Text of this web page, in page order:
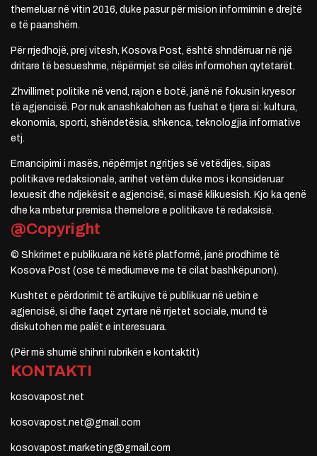
themeluar në vitin 2016, duke pasur për mision informimin e drejtë
e të paanshëm.
Për rrjedhojë, prej vitesh, Kosova Post, është shndërruar në një
dritare të besueshme, nëpërmjet së cilës informohen qytetarët.
Zhvillimet politike në vend, rajon e botë, janë në fokusin kryesor
të agjencisë. Por nuk anashkalohen as fushat e tjera si: kultura,
ekonomia, sporti, shëndetësia, shkenca, teknologjia informative
etj.
Emancipimi i masës, nëpërmjet ngritjes së vetëdijes, sipas
politikave redaksionale, arrihet vetëm duke mos i konsideruar
lexuesit dhe ndjekësit e agjencisë, si masë klikuesish. Kjo ka qenë
dhe ka mbetur premisa themelore e politikave të redaksisë.
@Copyright
© Shkrimet e publikuara në këtë platformë, janë prodhime të
Kosova Post (ose të mediumeve me të cilat bashkëpunon).
Kushtet e përdorimit të artikujve të publikuar në uebin e
agjencisë, si dhe faqet zyrtare në rrjetet sociale, mund të
diskutohen me palët e interesuara.
(Për më shumë shihni rubrikën e kontaktit)
KONTAKTI
kosovapost.net
kosovapost.net@gmail.com
kosovapost.marketing@gmail.com